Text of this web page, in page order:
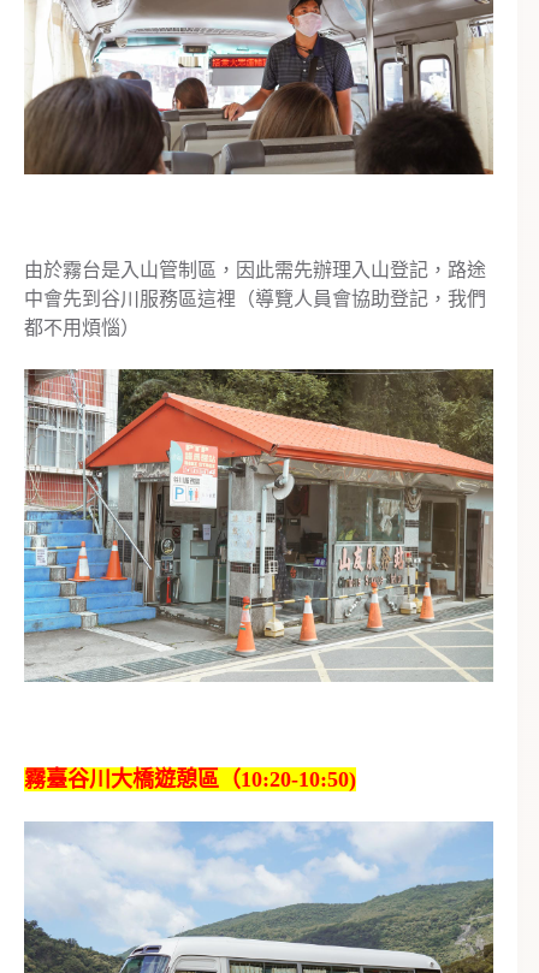
由於霧台是入山管制區，因此需先辦理入山登記，路途
中會先到谷川服務區這裡（導覽人員會協助登記，我們
都不用煩惱）
霧臺谷川大橋遊憩區（10:20-10:50)